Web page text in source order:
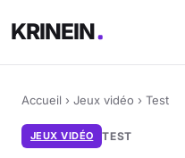
KRINEIN
Accueil › Jeux vidéo › Test
JEUX VIDÉO TEST